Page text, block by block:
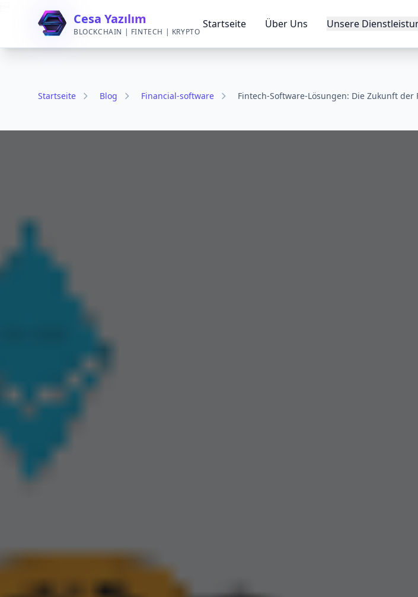
Cesa Yazılım
BLOCKCHAIN | FINTECH | KRYPTO
Startseite Über Uns Unsere
Startseite Blog Financial-software Fintech-Software-Lösungen: Die Zukunft der